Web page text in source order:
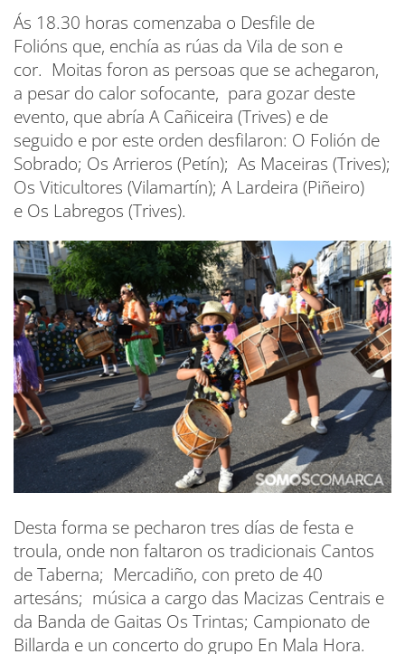
Ás 18.30 horas comenzaba o Desfile de
Folións que, enchía as rúas da Vila de son e
cor. Moitas foron as persoas que se achegaron,
a pesar do calor sofocante, para gozar deste
evento, que abría A Cañiceira (Trives) e de
seguido e por este orden desfilaron: O Folión de
Sobrado; Os Arrieros (Petín); As Maceiras (Trives);
Os Viticultores (Vilamartín); A Lardeira (Piñeiro)
e Os Labregos (Trives).
Desta forma se pecharon tres días de festa e
troula, onde non faltaron os tradicionais Cantos
de Taberna; Mercadiño, con preto de 40
artesáns; música a cargo das Macizas Centrais e
da Banda de Gaitas Os Trintas; Campionato de
Billarda e un concerto do grupo En Mala Hora.